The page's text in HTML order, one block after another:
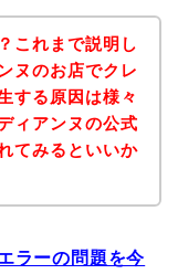
これまで説明し
ヌのお店でクレ
する原因は様々
ィアンヌの公式
てみるといいか
ラーの問題を今